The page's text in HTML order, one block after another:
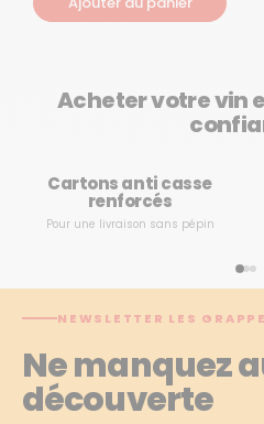
Acheter votre vin
Cartons anti casse
renforcés
Pour une livraison sans pépin
NEWSLETTER LES
Ne manquez
découverte